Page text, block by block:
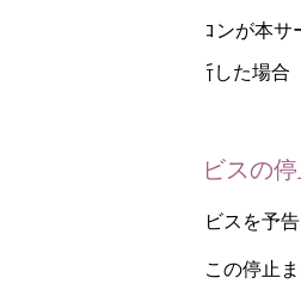
(3)その他、当サロンが本
るを得ないと判断した場合
第12条（本サービスの停
当サロンは、本サービスを予
ることがあります。この停止